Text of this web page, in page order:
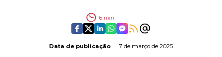
6 min
Data de publicação 7 de março de 2025